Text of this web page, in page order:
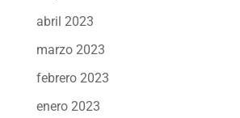
abril 2023
marzo 2023
febrero 2023
enero 2023